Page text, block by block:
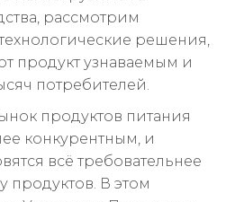
рассмотрим
решения,
продукт узнаваемым и
потребителей.
продуктов питания
конкурентным, и
всё требовательнее
продуктов. В этом